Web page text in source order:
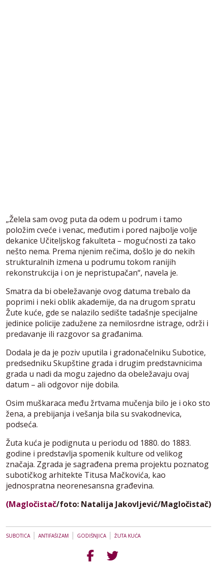
„Želela sam ovog puta da odem u podrum i tamo
položim cveće i venac, međutim i pored najbolje volje
dekanice Učiteljskog fakulteta – mogućnosti za tako
nešto nema. Prema njenim rečima, došlo je do nekih
strukturalnih izmena u podrumu tokom ranijih
rekonstrukcija i on je nepristupačan“, navela je.
Smatra da bi obeležavanje ovog datuma trebalo da
poprimi i neki oblik akademije, da na drugom spratu
Žute kuće, gde se nalazilo sedište tadašnje specijalne
jedinice policije zadužene za nemilosrdne istrage, održi i
predavanje ili razgovor sa građanima.
Dodala je da je poziv uputila i gradonačelniku Subotice,
predsedniku Skupštine grada i drugim predstavnicima
grada u nadi da mogu zajedno da obeležavaju ovaj
datum – ali odgovor nije dobila.
Osim muškaraca među žrtvama mučenja bilo je i oko sto
žena, a prebijanja i vešanja bila su svakodnevica,
podseća.
Žuta kuća je podignuta u periodu od 1880. do 1883.
godine i predstavlja spomenik kulture od velikog
značaja. Zgrada je sagrađena prema projektu poznatog
subotičkog arhitekte Titusa Mačkovića, kao
jednospratna neorenesansna građevina.
(Magločistač/foto: Natalija Jakovljević/Magločistač)
SUBOTICA| ANTIFAŠIZAM | GODIŠNJICA| ŽUTA KUĆA